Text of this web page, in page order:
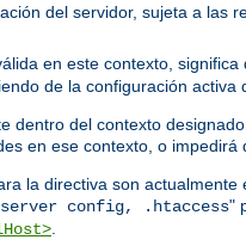
del servidor, sujeta a las
en este contexto,
de la configuración activa
dentro del contexto
en ese contexto, o
la directiva son
server config, .htaccess"